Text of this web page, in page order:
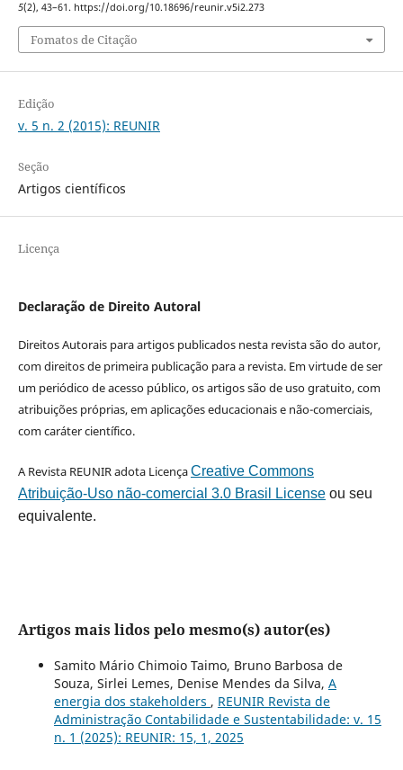
5(2), 43–61. https://doi.org/10.18696/reunir.v5i2.273
Fomatos de Citação
Edição
v. 5 n. 2 (2015): REUNIR
Seção
Artigos científicos
Licença
Declaração de Direito Autoral
Direitos Autorais para artigos publicados nesta revista são do autor,
com direitos de primeira publicação para a revista. Em virtude de ser
um periódico de acesso público, os artigos são de uso gratuito, com
atribuições próprias, em aplicações educacionais e não-comerciais,
com caráter científico.
A Revista REUNIR adota LicençaCreative Commons
Atribuição-Uso não-comercial 3.0 Brasil Licenseou seu
equivalente.
Artigos mais lidos pelo mesmo(s) autor(es)
Samito Mário Chimoio Taimo, Bruno Barbosa de
Souza, Sirlei Lemes, Denise Mendes da Silva, A
energia dos stakeholders , REUNIR Revista de
Administração Contabilidade e Sustentabilidade: v. 15
n. 1 (2025): REUNIR: 15, 1, 2025